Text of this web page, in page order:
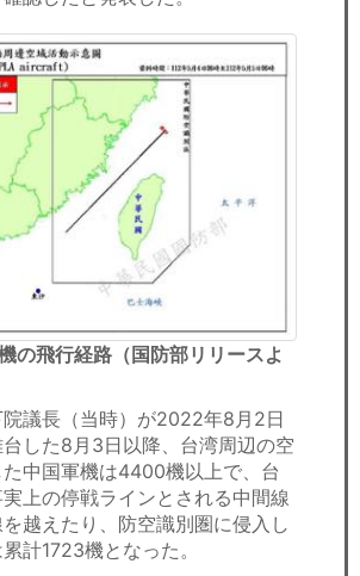
の飛行経路（国防部リリースよ
議長（当時）が2022年8月2日
した8月3日以降、台湾周辺の空
中国軍機は4400機以上で、台
上の停戦ラインとされる中間線
越えたり、防空識別圏に侵入し
計1723機となった。